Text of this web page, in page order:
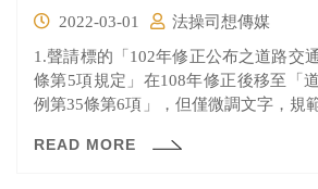
2022-03-01
法操司想傳媒
1.聲請標的「102年修正公布之道路交
條第5項規定」在108年修正後移至「
例第35條第6項」，但僅微調文字，規
時，交通勤務警察或交通稽查人員可
READ MORE